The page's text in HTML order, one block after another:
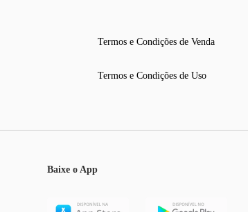
Termos e Condições de Venda
Termos e Condições de Uso
Baixe o App